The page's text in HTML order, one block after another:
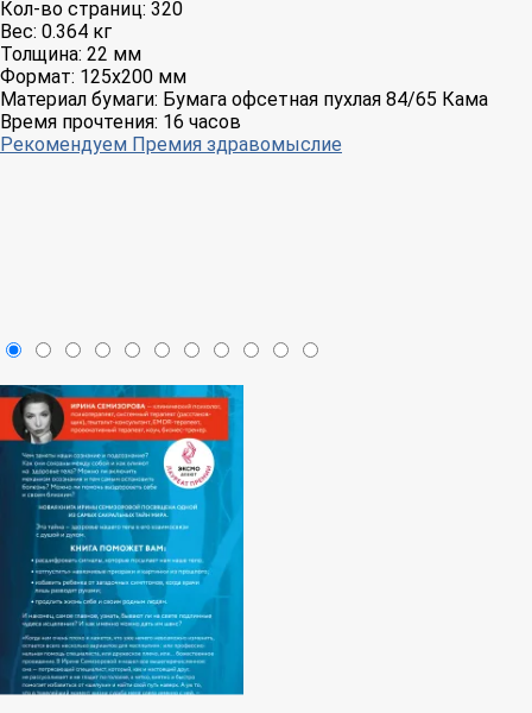
Кол-во страниц: 320
Вес: 0.364 кг
Толщина: 22 мм
Формат: 125x200 мм
Материал бумаги: Бумага офсетная пухлая 84/65 Кама
Время прочтения: 16 часов
Рекомендуем Премия здравомыслие